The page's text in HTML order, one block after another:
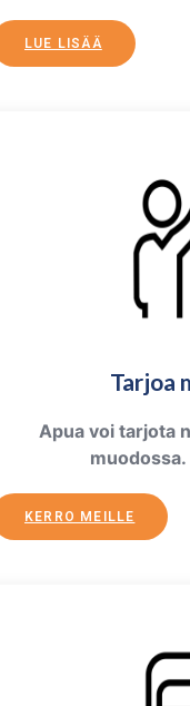
LUE LISÄÄ
Tarjoa
Apua voi tarjota
KERRO MEILLE